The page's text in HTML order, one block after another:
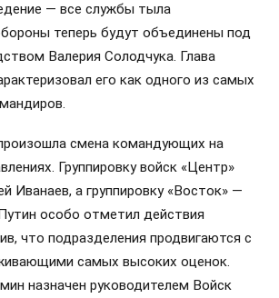
— все службы тыла
теперь будут объединены под
Валерия Солодчука. Глава
его как одного из самых
смена командующих на
Группировку войск «Центр»
Иванаев, а группировку «Восток» —
особо отметил действия
что подразделения продвигаются с
самых высоких оценок.
назначен руководителем Войск